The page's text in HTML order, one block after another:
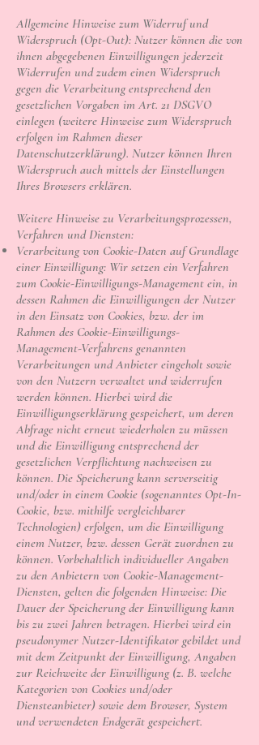
Allgemeine Hinweise zum Widerruf und
Widerspruch (Opt-Out): Nutzer können die von
ihnen abgegebenen Einwilligungen jederzeit
Widerrufen und zudem einen Widerspruch
gegen die Verarbeitung entsprechend den
gesetzlichen Vorgaben im Art. 21 DSGVO
einlegen (weitere Hinweise zum Widerspruch
erfolgen im Rahmen dieser
Datenschutzerklärung). Nutzer können Ihren
Widerspruch auch mittels der Einstellungen
Ihres Browsers erklären.
Weitere Hinweise zu Verarbeitungsprozessen,
Verfahren und Diensten:
Verarbeitung von Cookie-Daten auf Grundlage
einer Einwilligung: Wir setzen ein Verfahren
zum Cookie-Einwilligungs-Management ein, in
dessen Rahmen die Einwilligungen der Nutzer
in den Einsatz von Cookies, bzw. der im
Rahmen des Cookie-Einwilligungs-
Management-Verfahrens genannten
Verarbeitungen und Anbieter eingeholt sowie
von den Nutzern verwaltet und widerrufen
werden können. Hierbei wird die
Einwilligungserklärung gespeichert, um deren
Abfrage nicht erneut wiederholen zu müssen
und die Einwilligung entsprechend der
gesetzlichen Verpflichtung nachweisen zu
können. Die Speicherung kann serverseitig
und/oder in einem Cookie (sogenanntes Opt-In-
Cookie, bzw. mithilfe vergleichbarer
Technologien) erfolgen, um die Einwilligung
einem Nutzer, bzw. dessen Gerät zuordnen zu
können. Vorbehaltlich individueller Angaben
zu den Anbietern von Cookie-Management-
Diensten, gelten die folgenden Hinweise: Die
Dauer der Speicherung der Einwilligung kann
bis zu zwei Jahren betragen. Hierbei wird ein
pseudonymer Nutzer-Identifikator gebildet und
mit dem Zeitpunkt der Einwilligung, Angaben
zur Reichweite der Einwilligung (z. B. welche
Kategorien von Cookies und/oder
Diensteanbieter) sowie dem Browser, System
und verwendeten Endgerät gespeichert.